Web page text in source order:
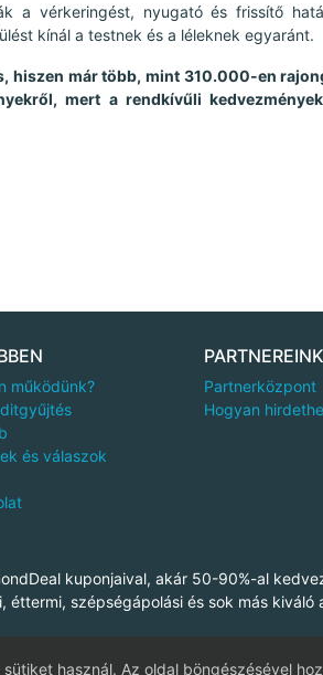
használ. Az oldal böngészésével
a vérkeringést, nyugató és frissítő
kínál a testnek és a léleknek egyaránt.
hiszen már több, mint 310.000-en
mert a rendkívűli
működünk?
és válaszok
Partnerközpont
Hogyan
kuponjaival, akár 50-90%-al
éttermi, szépségápolási és sok más kiváló